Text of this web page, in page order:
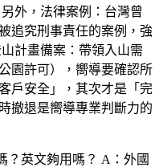
外， 法律案例 ：台灣曾
追究刑事責任的案例，強
計畫備案 ：帶領入山需
園許可），嚮導要確認所
戶安全」，其次才是「完
撤退是嚮導專業判斷力的
？英文夠用嗎？ A：外國